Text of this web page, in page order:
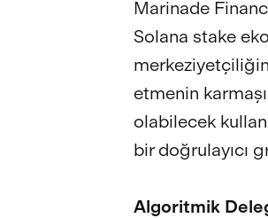
Marinade
Solana stake
etmenin
olabilecek
bir doğrulayıcı
Algoritmik